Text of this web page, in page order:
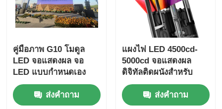
คู่มือภาพ G10 โมดูล
LED จอแสดงผล จอ
LED แบบกำหนดเอง
สำหรับใช้ภายในและ
ภายนอกอาคาร
ส่งคำถาม
แผงไฟ LED 4500cd-
5000cd จอแสดงผล
ดิจิทัลติดผนังสำหรับ
โฆษณากลางแจ้ง
ส่งคำถาม